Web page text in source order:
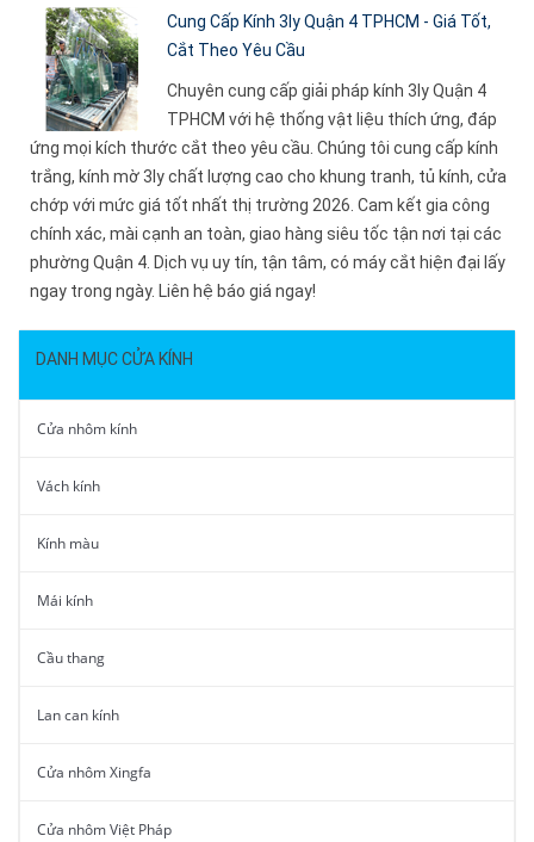
Cung Cấp Kính 3ly Quận 4 TPHCM - Giá Tốt,
Cắt Theo Yêu Cầu
Chuyên cung cấp giải pháp kính 3ly Quận 4
TPHCM với hệ thống vật liệu thích ứng, đáp
ứng mọi kích thước cắt theo yêu cầu. Chúng tôi cung cấp kính
trắng, kính mờ 3ly chất lượng cao cho khung tranh, tủ kính, cửa
chớp với mức giá tốt nhất thị trường 2026. Cam kết gia công
chính xác, mài cạnh an toàn, giao hàng siêu tốc tận nơi tại các
phường Quận 4. Dịch vụ uy tín, tận tâm, có máy cắt hiện đại lấy
ngay trong ngày. Liên hệ báo giá ngay!
DANH MỤC CỬA KÍNH
Cửa nhôm kính
Vách kính
Kính màu
Mái kính
Cầu thang
Lan can kính
Cửa nhôm Xingfa
Cửa nhôm Việt Pháp